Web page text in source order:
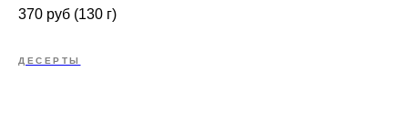
370 руб (130 г)
ДЕСЕРТЫ